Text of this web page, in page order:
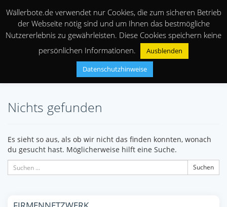
Nichts gefunden
Es sieht so aus, als ob wir nicht das finden konnten, wonach
du gesucht hast. Möglicherweise hilft eine Suche.
Suchen
Wällerbote.de verwendet nur Cookies, die zum sicheren Betrieb
der Webseite nötig sind und um Ihnen das bestmögliche
Nutzererlebnis zu gewährleisten. Diese Cookies speichern keine
persönlichen Informationen.
Ausblenden
Datenschutzhinweise